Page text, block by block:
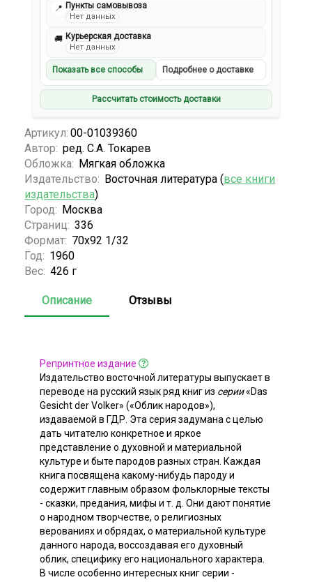
📍 Пункты самовывоза
Нет данных
🚚 Курьерская доставка
Нет данных
Показать все способы Подробнее о доставке
Рассчитать стоимость доставки
Артикул: 00-01039360
Автор: ред. С.А. Токарев
Обложка: Мягкая обложка
Издательство: Восточная литература (все книги
издательства)
Город: Москва
Страниц: 336
Формат: 70х92 1/32
Год: 1960
Вес: 426 г
Описание Отзывы
Репринтное издание
Издательство восточной литературы выпускает в
переводе на русский язык ряд книг из серии«Das
Gesicht der Volker» («Облик народов»),
издаваемой в ГДР. Эта серия задумана с целью
дать читателю конкретное и яркое
представление о духовной и материальной
культуре и быте пародов разных стран. Каждая
книга посвящена какому-нибудь пароду и
содержит главным образом фольклорные тексты
- сказки, предания, мифы и т. д. Они дают понятие
о народном творчестве, о религиозных
верованиях и обрядах, о материальной культуре
данного народа, воссоздавая его духовный
облик, специфику его национального характера.
В числе особенно интересных книг серии -